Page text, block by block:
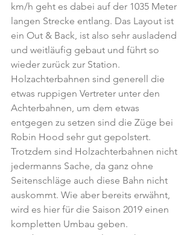
km/h geht es dabei auf der 1035 Meter
langen Strecke entlang. Das Layout ist
ein Out & Back, ist also sehr ausladend
und weitläufig gebaut und führt so
wieder zurück zur Station.
Holzachterbahnen sind generell die
etwas ruppigen Vertreter unter den
Achterbahnen, um dem etwas
entgegen zu setzen sind die Züge bei
Robin Hood sehr gut gepolstert.
Trotzdem sind Holzachterbahnen nicht
jedermanns Sache, da ganz ohne
Seitenschläge auch diese Bahn nicht
auskommt. Wie aber bereits erwähnt,
wird es hier für die Saison 2019 einen
kompletten Umbau geben.